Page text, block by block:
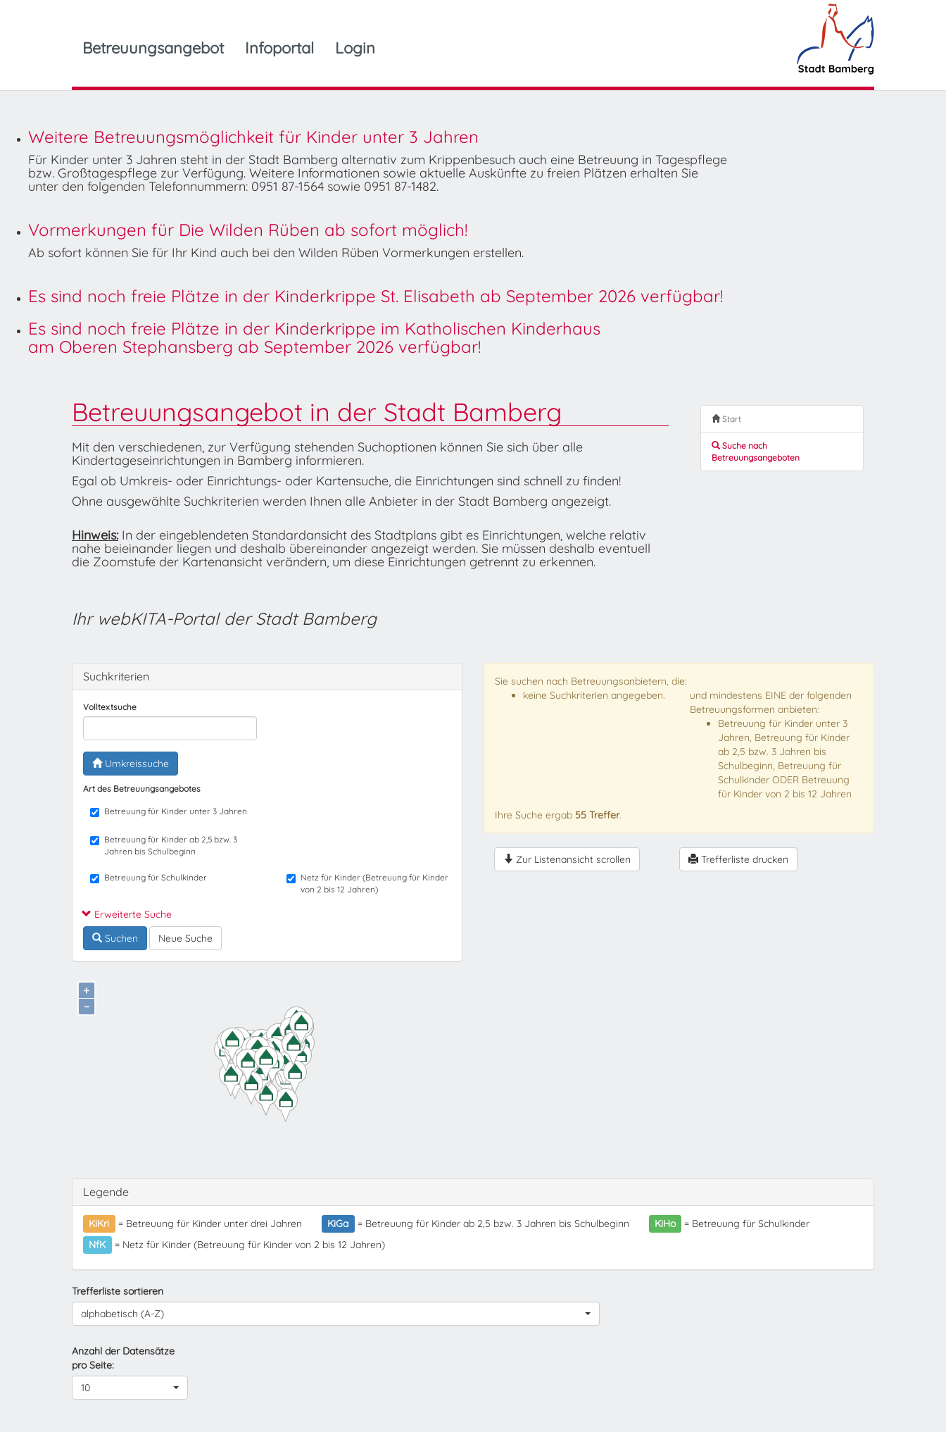
Betreuungsangebot Infoportal Login
Weitere Betreuungsmöglichkeit für Kinder unter 3 Jahren
Für Kinder unter 3 Jahren steht in der Stadt Bamberg alternativ zum Krippenbesuch auch eine Betreuung in Tagespflege
bzw. Großtagespflege zur Verfügung. Weitere Informationen sowie aktuelle Auskünfte zu freien Plätzen erhalten Sie
unter den folgenden Telefonnummern: 0951 87-1564 sowie 0951 87-1482.
Vormerkungen für Die Wilden Rüben ab sofort möglich!
Ab sofort können Sie für Ihr Kind auch bei den Wilden Rüben Vormerkungen erstellen.
Es sind noch freie Plätze in der Kinderkrippe St. Elisabeth ab September 2026 verfügbar!
Es sind noch freie Plätze in der Kinderkrippe im Katholischen Kinderhaus
am Oberen Stephansberg ab September 2026 verfügbar!
Betreuungsangebot in der Stadt Bamberg
Mit den verschiedenen, zur Verfügung stehenden Suchoptionen können Sie sich über alle
Kindertageseinrichtungen in Bamberg informieren.
Egal ob Umkreis- oder Einrichtungs- oder Kartensuche, die Einrichtungen sind schnell zu finden!
Ohne ausgewählte Suchkriterien werden Ihnen alle Anbieter in der Stadt Bamberg angezeigt.
Hinweis: In der eingeblendeten Standardansicht des Stadtplans gibt es Einrichtungen, welche relativ
nahe beieinander liegen und deshalb übereinander angezeigt werden. Sie müssen deshalb eventuell
die Zoomstufe der Kartenansicht verändern, um diese Einrichtungen getrennt zu erkennen.
Ihr webKITA-Portal der Stadt Bamberg
Start
Suche nach
Betreuungsangeboten
Suchkriterien
Volltextsuche
Umkreissuche
Art des Betreuungsangebotes
Betreuung für Kinder unter 3 Jahren
Betreuung für Kinder ab 2,5 bzw. 3
Jahren bis Schulbeginn
Betreuung für Schulkinder
Netz für Kinder (Betreuung für Kinder
von 2 bis 12 Jahren)
Erweiterte Suche
Suchen
Neue Suche
Sie suchen nach Betreuungsanbietern, die:
keine Suchkriterien angegeben.
und mindestens EINE der folgenden
Betreuungsformen anbieten:
Betreuung für Kinder unter 3
Jahren, Betreuung für Kinder
ab 2,5 bzw. 3 Jahren bis
Schulbeginn, Betreuung für
Schulkinder ODER Betreuung
für Kinder von 2 bis 12 Jahren
Ihre Suche ergab 55 Treffer.
Zur Listenansicht scrollen Trefferliste drucken
+
−
Legende
KiKri = Betreuung für Kinder unter drei Jahren KiGa = Betreuung für Kinder ab 2,5 bzw. 3 Jahren bis Schulbeginn KiHo
= Betreuung für Schulkinder
NfK
= Netz für Kinder (Betreuung für Kinder von 2 bis 12 Jahren)
Trefferliste sortieren
alphabetisch (A-Z)
Anzahl der Datensätze
pro Seite:
10